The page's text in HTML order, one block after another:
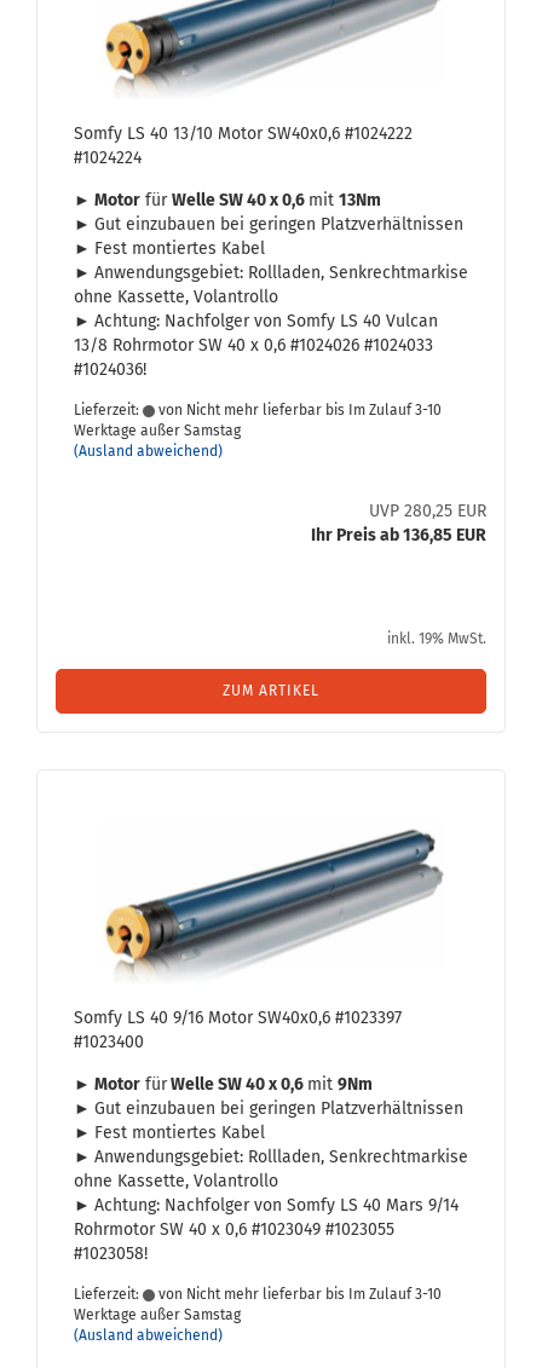
Somfy LS 40 13/10 Motor SW40x0,6 #1024222
#1024224
► Motor fürWelle SW 40 x 0,6 mit 13Nm
► Gut ein­zu­bau­en bei ge­rin­gen Platz­ver­hält­nis­sen
► Fest mon­tier­tes Kabel
► An­wen­dungs­ge­biet: Roll­la­den, Senk­recht­mar­ki­se
ohne Kas­set­te, Vo­l­an­trol­lo
► Ach­tung: Nach­fol­ger von Somfy LS 40 Vul­can
13/8 Rohr­mo­tor SW 40 x 0,6 #1024026 #1024033
#1024036!
Lieferzeit:
von Nicht mehr lieferbar bis Im Zulauf 3-10
Werktage außer Samstag
(Ausland abweichend)
UVP 280,25 EUR
Ihr Preis ab 136,85 EUR
inkl. 19% MwSt.
ZUM ARTIKEL
Somfy LS 40 9/16 Motor SW40x0,6 #1023397
#1023400
► Motor fürWelle SW 40 x 0,6 mit 9Nm
► Gut ein­zu­bau­en bei ge­rin­gen Platz­ver­hält­nis­sen
► Fest mon­tier­tes Kabel
► An­wen­dungs­ge­biet: Roll­la­den, Senk­recht­mar­ki­se
ohne Kas­set­te, Vo­l­an­trol­lo
► Ach­tung: Nach­fol­ger von Somfy LS 40 Mars 9/14
Rohr­mo­tor SW 40 x 0,6 #1023049 #1023055
#1023058!
Lieferzeit:
von Nicht mehr lieferbar bis Im Zulauf 3-10
Werktage außer Samstag
(Ausland abweichend)